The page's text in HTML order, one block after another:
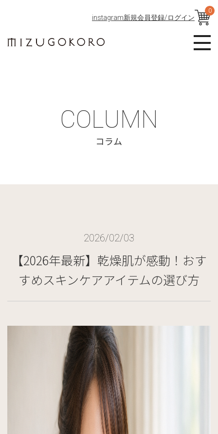
instagram新規会員登録/ログイン
0
COLUMN
コラム
2026/02/03
【2026年最新】乾燥肌が感動！おす
すめスキンケアアイテムの選び方